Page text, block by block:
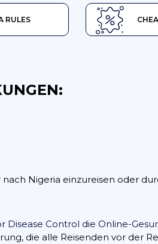
RULES
Nigeria einzureisen oder
Disease Control die Online-
die alle Reisenden vor der